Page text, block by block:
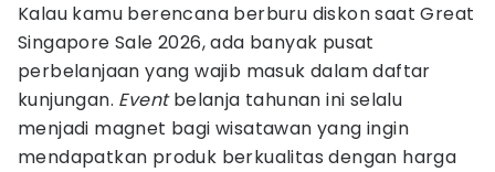
Kalau kamu berencana berburu diskon saat Great
Singapore Sale 2026, ada banyak pusat
perbelanjaan yang wajib masuk dalam daftar
kunjungan. Eventbelanja tahunan ini selalu
menjadi magnet bagi wisatawan yang ingin
mendapatkan produk berkualitas dengan harga